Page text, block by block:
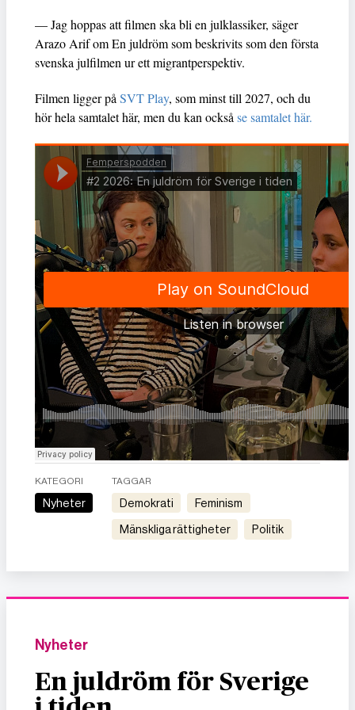
— Jag hoppas att filmen ska bli en julklassiker, säger
Arazo Arif om En juldröm som beskrivits som den första
svenska julfilmen ur ett migrantperspektiv.
Filmen ligger på SVT Play, som minst till 2027, och du
hör hela samtalet här, men du kan också se samtalet här.
KATEGORI
Nyheter
TAGGAR
demokrati feminism
mänskliga rättigheter politik
Nyheter
En juldröm för Sverige